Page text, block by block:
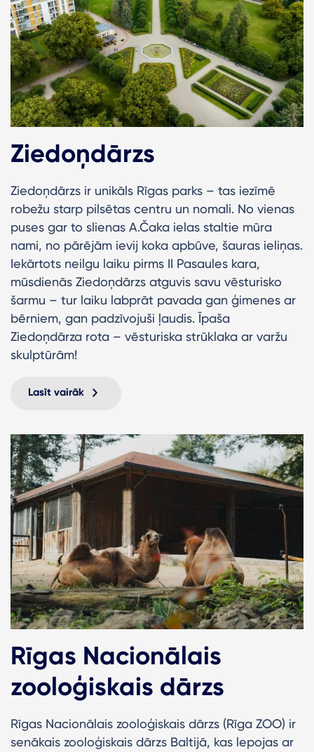
Ziedoņdārzs
Ziedoņdārzs ir unikāls Rīgas parks – tas iezīmē
robežu starp pilsētas centru un nomali. No vienas
puses gar to slienas A.Čaka ielas staltie mūra
nami, no pārējām ievij koka apbūve, šauras ieliņas.
Iekārtots neilgu laiku pirms II Pasaules kara,
mūsdienās Ziedoņdārzs atguvis savu vēsturisko
šarmu – tur laiku labprāt pavada gan ģimenes ar
bērniem, gan padzīvojuši ļaudis. Īpaša
Ziedoņdārza rota – vēsturiska strūklaka ar varžu
skulptūrām!
Lasīt vairāk
Rīgas Nacionālais
zooloģiskais dārzs
Rīgas Nacionālais zooloģiskais dārzs (Rīga ZOO) ir
senākais zooloģiskais dārzs Baltijā, kas lepojas ar